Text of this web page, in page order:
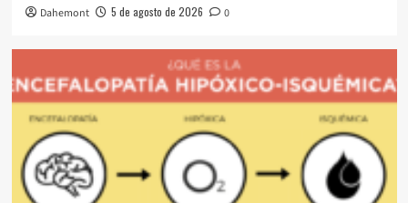
Dahemont 5 de agosto de 2026 0